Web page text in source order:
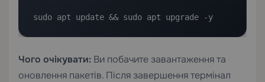
sudo apt update && sudo apt upgrade -y
Чого очікувати: Ви побачите завантаження та
оновлення пакетів. Після завершення термінал